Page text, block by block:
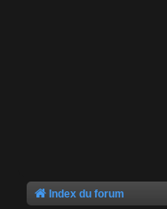
Index du forum